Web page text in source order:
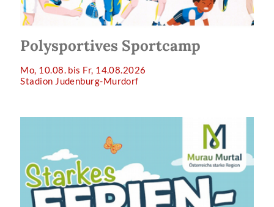
Polysportives Sportcamp
Mo, 10.08. bis Fr, 14.08.2026
Stadion Judenburg-Murdorf